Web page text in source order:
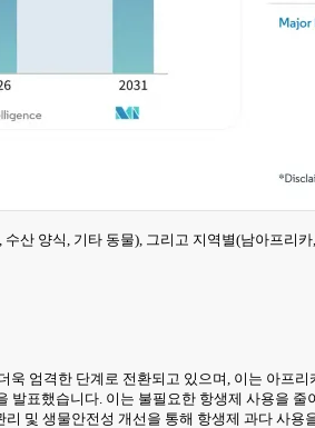
산 양식, 기타 동물), 그리고 지역별(남아프
엄격한 단계로 전환되고 있으며, 이는 아프
표했습니다. 이는 불필요한 항생제 사용을
및 생물안전성 개선을 통해 항생제 과다 사